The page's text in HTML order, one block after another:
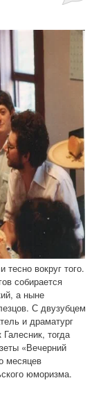
вокруг того.
собирается
а ныне
С двузубцем
и драматург
тогда
«Вечерний
месяцев
юморизма.